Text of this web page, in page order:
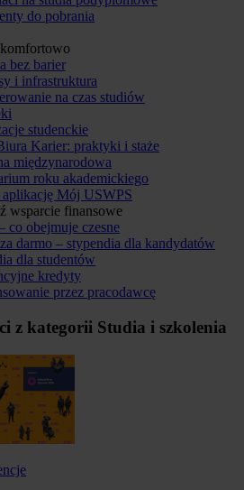
do pobrania
bez barier
i infrastruktura
na czas studiów
studenckie
Karier: praktyki i staże
międzynarodowa
roku akademickiego
aplikację Mój USWPS
wsparcie finansowe
co obejmuje czesne
darmo – stypendia dla kandydatów
dla studentów
kredyty
przez pracodawcę
z kategorii Studia i szkolenia